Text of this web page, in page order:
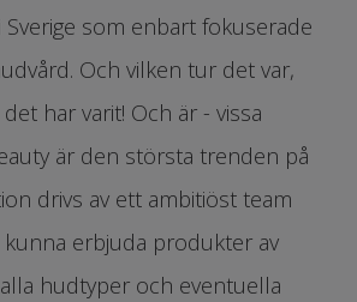
som enbart fokuserade
Och vilken tur det var,
har varit! Och är - vissa
är den största trenden på
drivs av ett ambitiöst team
erbjuda produkter av
hudtyper och eventuella